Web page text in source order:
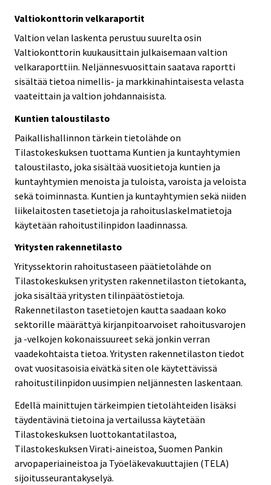
Valtiokonttorin velkaraportit
Valtion velan laskenta perustuu suurelta osin
Valtiokonttorin kuukausittain julkaisemaan valtion
velkaraporttiin. Neljännesvuosittain saatava raportti
sisältää tietoa nimellis- ja markkinahintaisesta velasta
vaateittain ja valtion johdannaisista.
Kuntien taloustilasto
Paikallishallinnon tärkein tietolähde on
Tilastokeskuksen tuottama Kuntien ja kuntayhtymien
taloustilasto, joka sisältää vuositietoja kuntien ja
kuntayhtymien menoista ja tuloista, varoista ja veloista
sekä toiminnasta. Kuntien ja kuntayhtymien sekä niiden
liikelaitosten tasetietoja ja rahoituslaskelmatietoja
käytetään rahoitustilinpidon laadinnassa.
Yritysten rakennetilasto
Yrityssektorin rahoitustaseen päätietolähde on
Tilastokeskuksen yritysten rakennetilaston tietokanta,
joka sisältää yritysten tilinpäätöstietoja.
Rakennetilaston tasetietojen kautta saadaan koko
sektorille määrättyä kirjanpitoarvoiset rahoitusvarojen
ja -velkojen kokonaissuureet sekä jonkin verran
vaadekohtaista tietoa. Yritysten rakennetilaston tiedot
ovat vuositasoisia eivätkä siten ole käytettävissä
rahoitustilinpidon uusimpien neljännesten laskentaan.
Edellä mainittujen tärkeimpien tietolähteiden lisäksi
täydentävinä tietoina ja vertailussa käytetään
Tilastokeskuksen luottokantatilastoa,
Tilastokeskuksen Virati-aineistoa, Suomen Pankin
arvopaperiaineistoa ja Työeläkevakuuttajien (TELA)
sijoitusseurantakyselyä.